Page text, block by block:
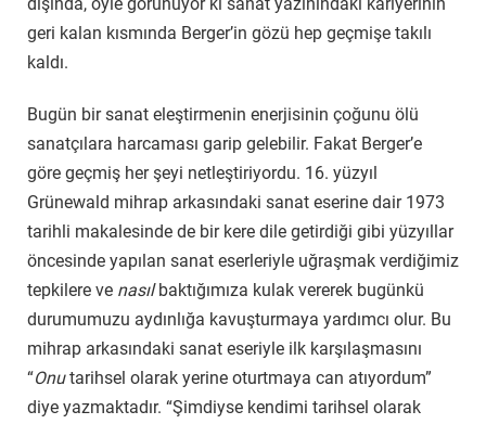
geri kalan kısmında Berger’in gözü hep geçmişe takılı
kaldı.
Bugün bir sanat eleştirmenin enerjisinin çoğunu ölü
sanatçılara harcaması garip gelebilir. Fakat Berger’e
göre geçmiş her şeyi netleştiriyordu. 16. yüzyıl
Grünewald mihrap arkasındaki sanat eserine dair 1973
tarihli makalesinde de bir kere dile getirdiği gibi yüzyıllar
öncesinde yapılan sanat eserleriyle uğraşmak verdiğimiz
tepkilere ve nasılbaktığımıza kulak vererek bugünkü
durumumuzu aydınlığa kavuşturmaya yardımcı olur. Bu
mihrap arkasındaki sanat eseriyle ilk karşılaşmasını
“Onutarihsel olarak yerine oturtmaya can atıyordum”
diye yazmaktadır. “Şimdiyse kendimi tarihsel olarak